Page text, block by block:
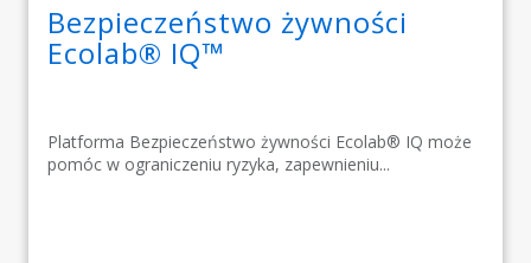
Bezpieczeństwo żywności
Ecolab® IQ™
Platforma Bezpieczeństwo żywności Ecolab® IQ może
pomóc w ograniczeniu ryzyka, zapewnieniu...